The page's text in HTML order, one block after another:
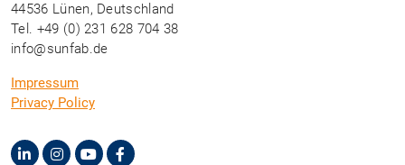
44536 Lünen, Deutschland
Tel. +49 (0) 231 628 704 38
info@sunfab.de
Impressum
Privacy Policy